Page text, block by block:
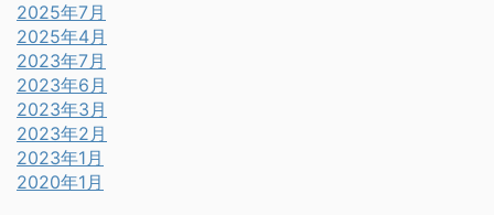
2025年7月
2025年4月
2023年7月
2023年6月
2023年3月
2023年2月
2023年1月
2020年1月